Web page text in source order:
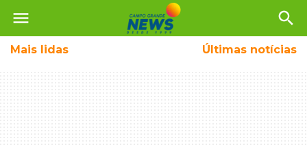
menu search
Mais lidas Últimas notícias